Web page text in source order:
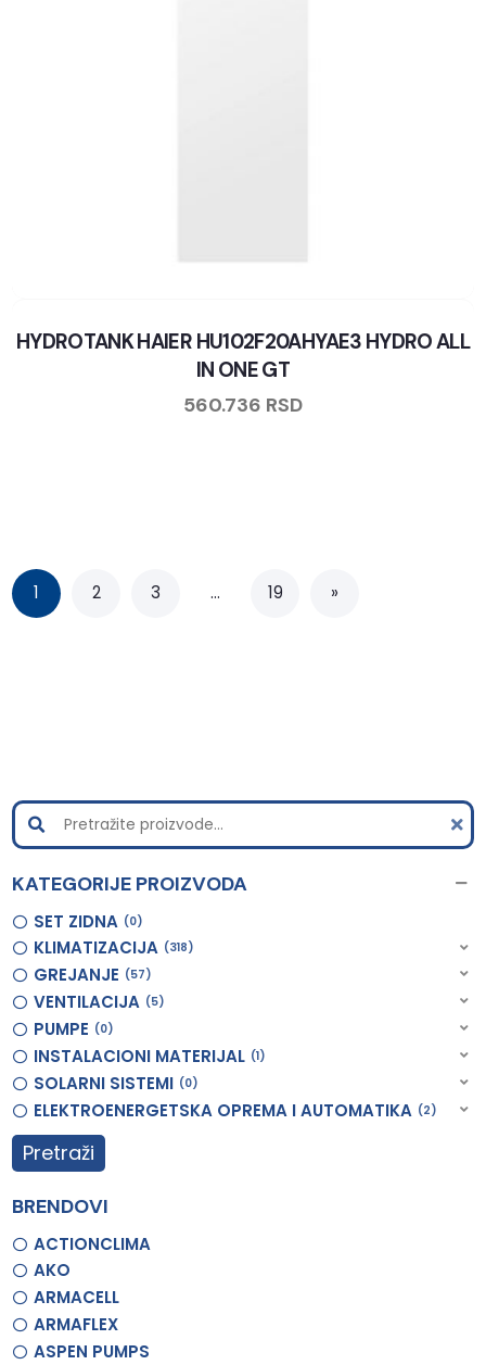
HYDROTANK HAIER HU102F20AHYAE3 HYDRO ALL
IN ONE GT
560.736 RSD
1 2 3 … 19 »
KATEGORIJE PROIZVODA
SET ZIDNA 0
KLIMATIZACIJA 318
GREJANJE 57
VENTILACIJA 5
PUMPE 0
INSTALACIONI MATERIJAL 1
SOLARNI SISTEMI 0
ELEKTROENERGETSKA OPREMA I AUTOMATIKA 2
Pretraži
BRENDOVI
ACTIONCLIMA
AKO
ARMACELL
ARMAFLEX
ASPEN PUMPS